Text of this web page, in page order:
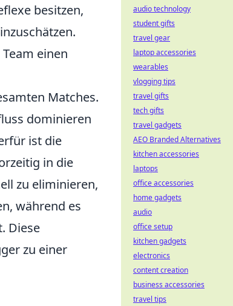
besitzen,
einen
Matches.
dominieren
ist die
in die
zu eliminieren,
während es
Diese
zu einer
audio technology
student gifts
travel gear
laptop accessories
wearables
vlogging tips
travel gifts
tech gifts
travel gadgets
AEO Branded Alternatives
kitchen accessories
laptops
office accessories
home gadgets
audio
office setup
kitchen gadgets
electronics
content creation
business accessories
travel tips